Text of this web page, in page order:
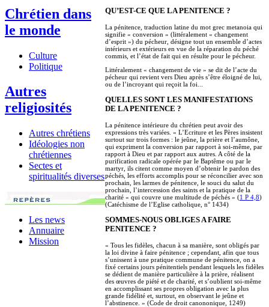
Chrétien dans
le monde
Culture
Politique
Autres
religiosités
Autres chrétiens
Idéologies non
chrétiennes
Sectes et
spiritualités diverses
Les news
Annuaire
Mission
QU’EST-CE QUE LA PENITENCE ?
La pénitence, traduction latine du mot grec metanoia qui
signifie « conversion » (littéralement « changement
d’esprit ») du pécheur, désigne tout un ensemble d’actes
intérieurs et extérieurs en vue de la réparation du péché
commis, et l’état de fait qui en résulte pour le pécheur.
Littéralement « changement de vie » se dit de l’acte du
pécheur qui revient vers Dieu après s’être éloigné de lui,
ou de l’incroyant qui reçoit la foi...
QUELLES SONT LES MANIFESTATIONS
DE LA PENITENCE ?
La pénitence intérieure du chrétien peut avoir des
expressions très variées. « L’Ecriture et les Pères insistent
surtout sur trois formes : le jeûne, la prière et l’aumône,
qui expriment la conversion par rapport à soi-même, par
rapport à Dieu et par rapport aux autres. A côté de la
purification radicale opérée par le Baptême ou par le
martyr, ils citent comme moyen d’obtenir le pardon des
péchés, les efforts accomplis pour se réconcilier avec son
prochain, les larmes de pénitence, le souci du salut du
prochain, l’intercession des saints et la pratique de la
charité « qui couvre une multitude de péchés » (1 P 4,8)
(Catéchisme de l’Eglise catholique, n° 1434)
SOMMES-NOUS OBLIGES A FAIRE
PENITENCE ?
« Tous les fidèles, chacun à sa manière, sont obligés par
la loi divine à faire pénitence ; cependant, afin que tous
s’unissent à une pratique commune de pénitence, on a
fixé certains jours pénitentiels pendant lesquels les fidèles
se dédient de manière particulière à la prière, réalisent
des œuvres de piété et de charité, et s’oublient soi-même
en accomplissant ses propres obligation avec la plus
grande fidélité et, surtout, en observant le jeûne et
l’abstinence. » (Code de droit canononique, 1249)